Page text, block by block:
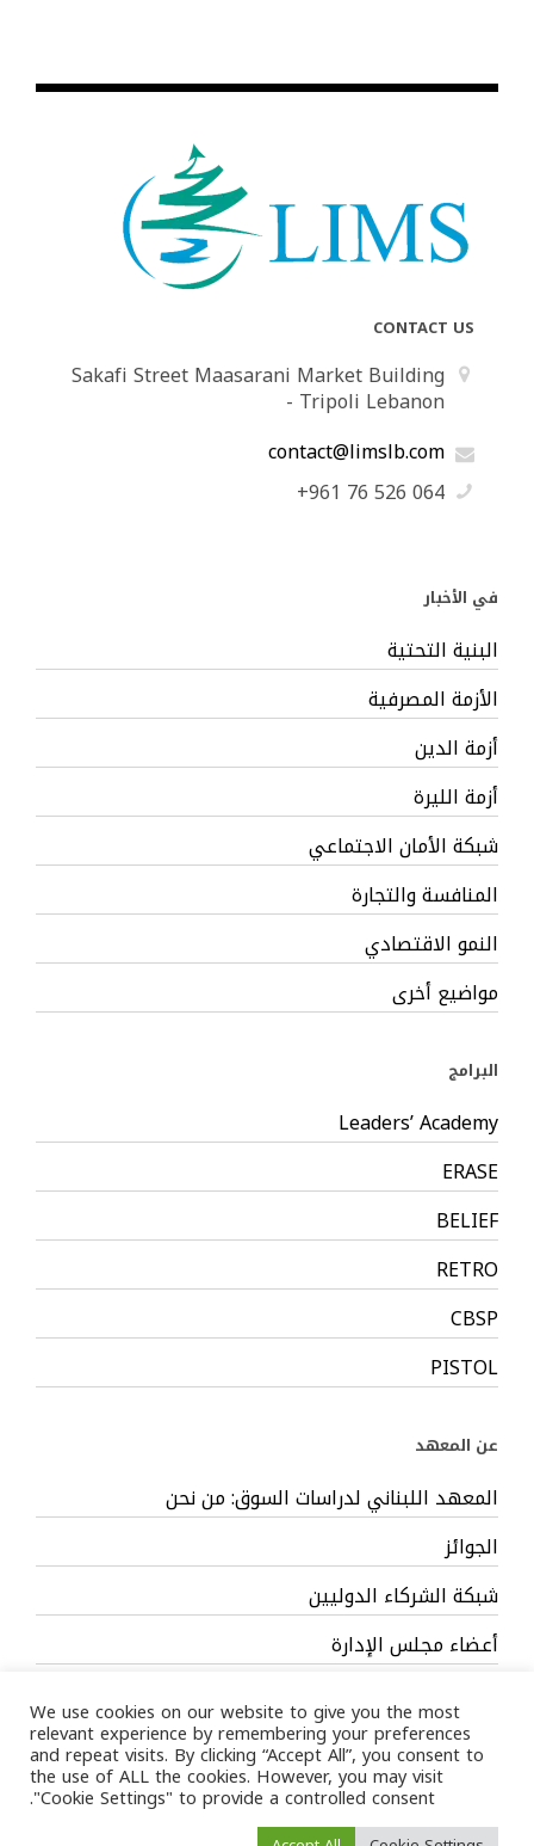
CONTACT US
Sakafi Street Maasarani Market Building
- Tripoli Lebanon
contact@limslb.com
+961 76 526 064
في الأخبار
البنية التحتية
الأزمة المصرفية
أزمة الدين
أزمة الليرة
شبكة الأمان الاجتماعي
المنافسة والتجارة
النمو الاقتصادي
مواضيع أخرى
البرامج
Leaders’ Academy
ERASE
BELIEF
RETRO
CBSP
PISTOL
عن المعهد
المعهد اللبناني لدراسات السوق: من نحن
الجوائز
شبكة الشركاء الدوليين
أعضاء مجلس الإدارة
We use cookies on our website to give you the most
relevant experience by remembering your preferences
and repeat visits. By clicking “Accept All”, you consent to
the use of ALL the cookies. However, you may visit
"Cookie Settings" to provide a controlled consent.